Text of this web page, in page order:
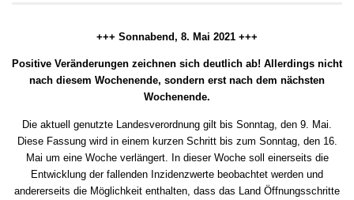
+++ Sonnabend, 8. Mai 2021 +++
Positive Veränderungen zeichnen sich deutlich ab! Allerdings nicht
nach diesem Wochenende, sondern erst nach dem nächsten
Wochenende.
Die aktuell genutzte Landesverordnung gilt bis Sonntag, den 9. Mai.
Diese Fassung wird in einem kurzen Schritt bis zum Sonntag, den 16.
Mai um eine Woche verlängert. In dieser Woche soll einerseits die
Entwicklung der fallenden Inzidenzwerte beobachtet werden und
andererseits die Möglichkeit enthalten, dass das Land Öffnungsschritte